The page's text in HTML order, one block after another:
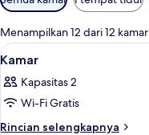
tersedia
untuk
kamar
Menampilkan 12 dari 12 kamar
Lihat
semua
foto
untuk
Kamar
3
Kamar
Kapasitas 2
Wi-Fi Gratis
Rincian selengkapnya
Rincian